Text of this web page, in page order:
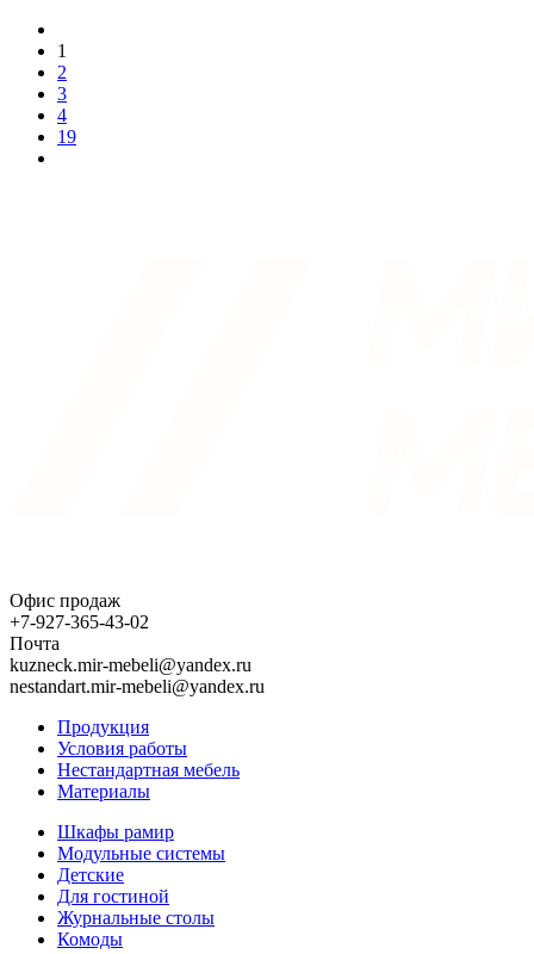
1
2
3
4
19
Офис продаж
+7-927-365-43-02
Почта
kuzneck.mir-mebeli@yandex.ru
nestandart.mir-mebeli@yandex.ru
Продукция
Условия работы
Нестандартная мебель
Материалы
Шкафы рамир
Модульные системы
Детские
Для гостиной
Журнальные столы
Комоды